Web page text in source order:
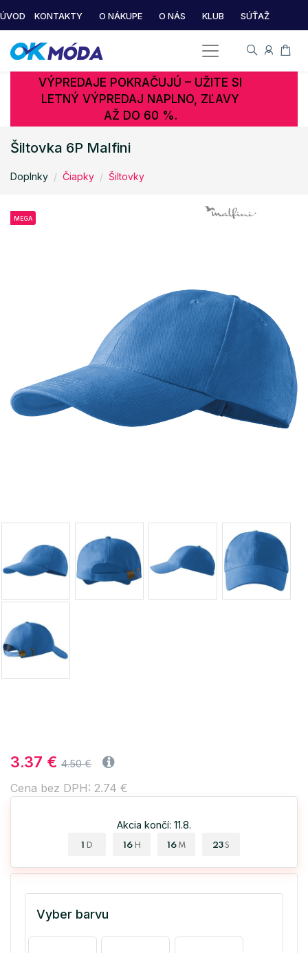
ÚVOD KONTAKTY O NÁKUPE O NÁS KLUB SÚŤAŽ
VÝPREDAJE POKRAČUJÚ – UŽITE SI
LETNÝ VÝPREDAJ NAPLNO, ZĽAVY
AŽ DO 60 %.
Šiltovka 6P Malfini
Doplnky Čiapky Šiltovky
MEGA
3.37 € 4.50 €
Cena bez DPH: 2.74 €
Akcia končí: 11.8.
1 D 16 H 16 M 22 S
Vyber barvu